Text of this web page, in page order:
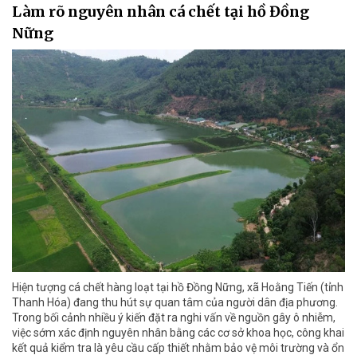
Làm rõ nguyên nhân cá chết tại hồ Đồng
Nững
Hiện tượng cá chết hàng loạt tại hồ Đồng Nững, xã Hoằng Tiến (tỉnh
Thanh Hóa) đang thu hút sự quan tâm của người dân địa phương.
Trong bối cảnh nhiều ý kiến đặt ra nghi vấn về nguồn gây ô nhiễm,
việc sớm xác định nguyên nhân bằng các cơ sở khoa học, công khai
kết quả kiểm tra là yêu cầu cấp thiết nhằm bảo vệ môi trường và ổn